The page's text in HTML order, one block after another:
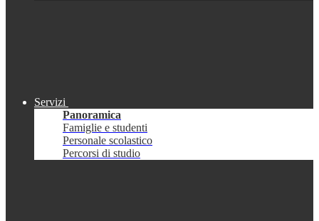
Servizi
Panoramica
Famiglie e studenti
Personale scolastico
Percorsi di studio